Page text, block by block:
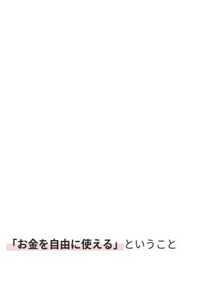
「お金を自由に使える」ということ